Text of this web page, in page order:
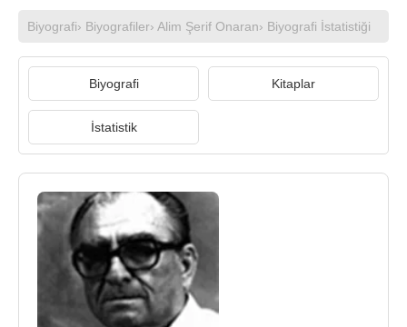
Biyografi› Biyografiler› Alim Şerif Onaran› Biyografi İstatistiği
Biyografi Kitaplar
İstatistik